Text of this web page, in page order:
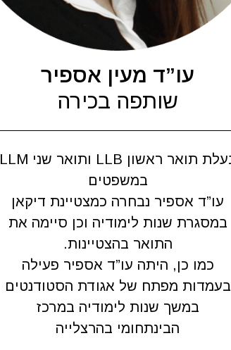
עו”ד מעין אספיר
שותפה בכירה
בעלת תואר ראשון LLB ותואר שני LLM
במשפטים
עו”ד אספיר נבחרה כמצטיינת דיקאן
במסגרת שנות לימודיה וכן סיימה את
התואר בהצטיינות.
כמו כן, היתה עו”ד אספיר פעילה
בעמדות מפתח של אגודת הסטודנטים
במשך שנות לימודיה במרכז
הבינתחומי בהרצלייה